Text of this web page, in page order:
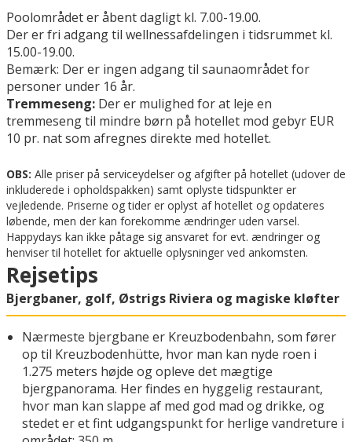
Poolområdet er åbent dagligt kl. 7.00-19.00.
Der er fri adgang til wellnessafdelingen i tidsrummet kl.
15.00-19.00.
Bemærk: Der er ingen adgang til saunaområdet for
personer under 16 år.
Tremmeseng: Der er mulighed for at leje en
tremmeseng til mindre børn på hotellet mod gebyr EUR
10 pr. nat som afregnes direkte med hotellet.
OBS: Alle priser på serviceydelser og afgifter på hotellet (udover de
inkluderede i opholdspakken) samt oplyste tidspunkter er
vejledende. Priserne og tider er oplyst af hotellet og opdateres
løbende, men der kan forekomme ændringer uden varsel.
Happydays kan ikke påtage sig ansvaret for evt. ændringer og
henviser til hotellet for aktuelle oplysninger ved ankomsten.
Rejsetips
Bjergbaner, golf, Østrigs Riviera og magiske kløfter
Nærmeste bjergbane er Kreuzbodenbahn, som fører
op til Kreuzbodenhütte, hvor man kan nyde roen i
1.275 meters højde og opleve det mægtige
bjergpanorama. Her findes en hyggelig restaurant,
hvor man kan slappe af med god mad og drikke, og
stedet er et fint udgangspunkt for herlige vandreture i